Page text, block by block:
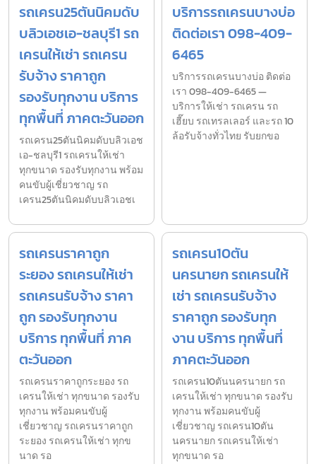
รถเครน25ตันนิคมดับ
บลิวเอชเอ-ชลบุรี1 รถ
เครนให้เช่า รถเครน
รับจ้าง ราคาถูก
รองรับทุกงาน บริการ
ทุกพื้นที่ ภาคตะวันออก
รถเครน25ตันนิคมดับบลิวเอช
เอ-ชลบุรี1 รถเครนให้เช่า
ทุกขนาด รองรับทุกงาน พร้อม
คนขับผู้เชี่ยวชาญ รถ
เครน25ตันนิคมดับบลิวเอชเ
บริการรถเครนบางบ่อ
ติดต่อเรา 098-409-
6465
บริการรถเครนบางบ่อ ติดต่อ
เรา 098-409-6465 —
บริการให้เช่า รถเครน รถ
เฮี๊ยบ รถเทรลเลอร์ และรถ 10
ล้อรับจ้างทั่วไทย รับยกขอ
รถเครนราคาถูก
ระยอง รถเครนให้เช่า
รถเครนรับจ้าง ราคา
ถูก รองรับทุกงาน
บริการ ทุกพื้นที่ ภาค
ตะวันออก
รถเครนราคาถูกระยอง รถ
เครนให้เช่า ทุกขนาด รองรับ
ทุกงาน พร้อมคนขับผู้
เชี่ยวชาญ รถเครนราคาถูก
ระยอง รถเครนให้เช่า ทุกข
นาด รอ
รถเครน10ตัน
นครนายก รถเครนให้
เช่า รถเครนรับจ้าง
ราคาถูก รองรับทุก
งาน บริการ ทุกพื้นที่
ภาคตะวันออก
รถเครน10ตันนครนายก รถ
เครนให้เช่า ทุกขนาด รองรับ
ทุกงาน พร้อมคนขับผู้
เชี่ยวชาญ รถเครน10ตัน
นครนายก รถเครนให้เช่า
ทุกขนาด รอ